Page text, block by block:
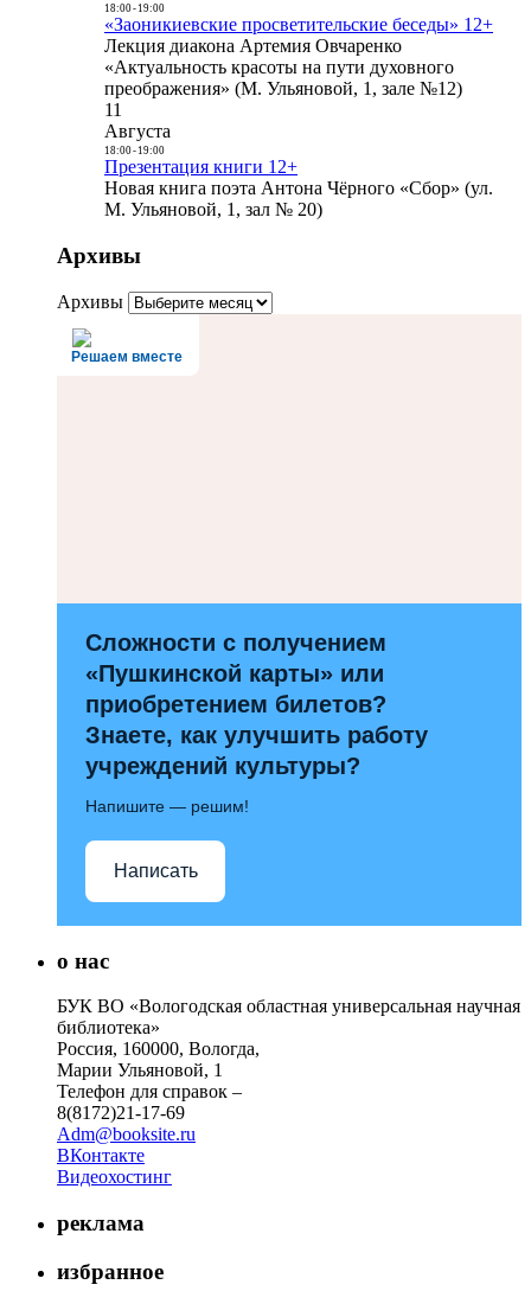
18:00- 19:00
«Заоникиевские просветительские беседы» 12+
Лекция диакона Артемия Овчаренко
«Актуальность красоты на пути духовного
преображения» (М. Ульяновой, 1, зале №12)
11
Августа
18:00- 19:00
Презентация книги 12+
Новая книга поэта Антона Чёрного «Сбор» (ул.
М. Ульяновой, 1, зал № 20)
Архивы
Архивы
Решаем вместе
Сложности с получением
«Пушкинской карты» или
приобретением билетов?
Знаете, как улучшить работу
учреждений культуры?
Напишите — решим!
Написать
о нас
БУК ВО «Вологодская областная универсальная научная
библиотека»
Россия, 160000, Вологда,
Марии Ульяновой, 1
Телефон для справок –
8(8172)21-17-69
Adm@booksite.ru
ВКонтакте
Видеохостинг
реклама
избранное